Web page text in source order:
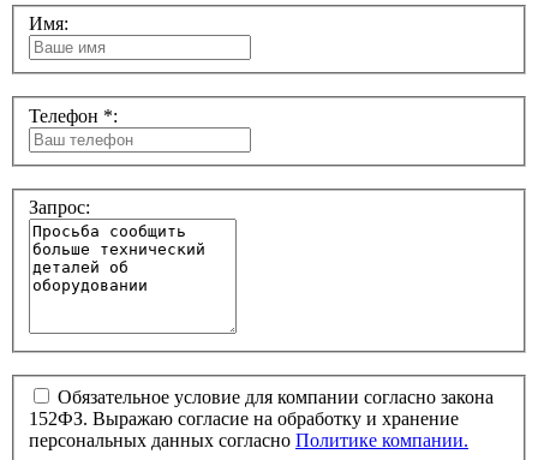
Имя:
Телефон *:
Запрос:
Обязательное условие для компании согласно закона
152ФЗ. Выражаю согласие на обработку и хранение
персональных данных согласно Политике компании.